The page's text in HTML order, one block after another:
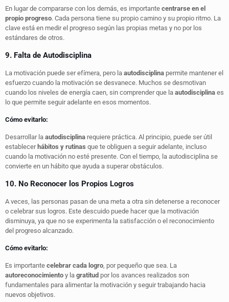
En lugar de compararse con los demás, es importante centrarse en el
propio progreso. Cada persona tiene su propio camino y su propio ritmo. La
clave está en medir el progreso según las propias metas y no por los
estándares de otros.
9. Falta de Autodisciplina
La motivación puede ser efímera, pero la autodisciplina permite mantener el
esfuerzo cuando la motivación se desvanece. Muchos se desmotivan
cuando los niveles de energía caen, sin comprender que la autodisciplina es
lo que permite seguir adelante en esos momentos.
Cómo evitarlo:
Desarrollar la autodisciplina requiere práctica. Al principio, puede ser útil
establecerhábitos y rutinas que te obliguen a seguir adelante, incluso
cuando la motivación no esté presente. Con el tiempo, la autodisciplina se
convierte en un hábito que ayuda a superar obstáculos.
10. No Reconocer los Propios Logros
A veces, las personas pasan de una meta a otra sin detenerse a reconocer
o celebrar sus logros. Este descuido puede hacer que la motivación
disminuya, ya que no se experimenta la satisfacción o el reconocimiento
del progreso alcanzado.
Cómo evitarlo:
Es importante celebrar cada logro , por pequeño que sea. La
autoreconocimiento y la gratitud por los avances realizados son
fundamentales para alimentar la motivación y seguir trabajando hacia
nuevos objetivos.